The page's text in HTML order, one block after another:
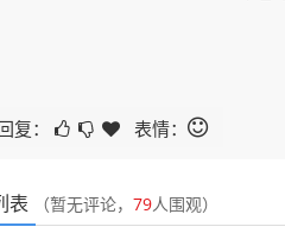
复： 表情：
表 （暂无评论， 79人围观）